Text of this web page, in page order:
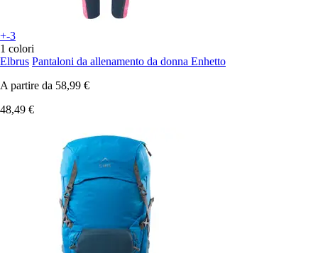
+-3
1 colori
Elbrus Pantaloni da allenamento da donna Enhetto
A partire da 58,99 €
48,49 €